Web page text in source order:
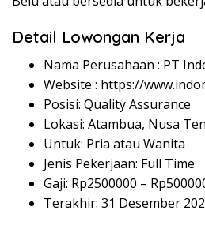
Detail Lowongan Kerja
Nama Perusahaan : PT
Website : https://
Posisi: Quality Assurance
Lokasi: Atambua, Nusa
Untuk: Pria atau Wanita
Jenis Pekerjaan: Full Time
Gaji: Rp2500000 – Rp
Terakhir: 31 Desember